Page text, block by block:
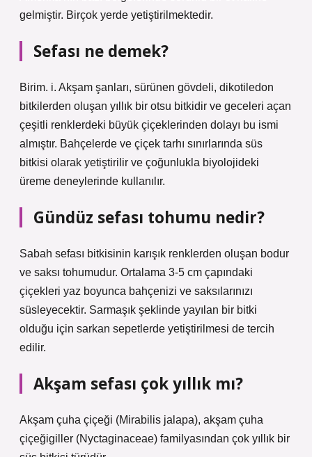
gelmiştir. Birçok yerde yetiştirilmektedir.
Sefası ne demek?
Birim. i. Akşam şanları, sürünen gövdeli, dikotiledon
bitkilerden oluşan yıllık bir otsu bitkidir ve geceleri açan
çeşitli renklerdeki büyük çiçeklerinden dolayı bu ismi
almıştır. Bahçelerde ve çiçek tarhı sınırlarında süs
bitkisi olarak yetiştirilir ve çoğunlukla biyolojideki
üreme deneylerinde kullanılır.
Gündüz sefası tohumu nedir?
Sabah sefası bitkisinin karışık renklerden oluşan bodur
ve saksı tohumudur. Ortalama 3-5 cm çapındaki
çiçekleri yaz boyunca bahçenizi ve saksılarınızı
süsleyecektir. Sarmaşık şeklinde yayılan bir bitki
olduğu için sarkan sepetlerde yetiştirilmesi de tercih
edilir.
Akşam sefası çok yıllık mı?
Akşam çuha çiçeği (Mirabilis jalapa), akşam çuha
çiçeğigiller (Nyctaginaceae) familyasından çok yıllık bir